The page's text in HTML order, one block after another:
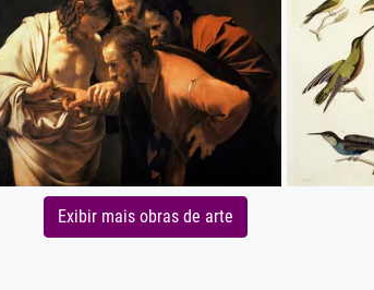
Exibir mais obras de arte